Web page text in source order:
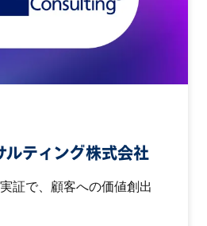
ルティング株式会社
証で、顧客への価値創出